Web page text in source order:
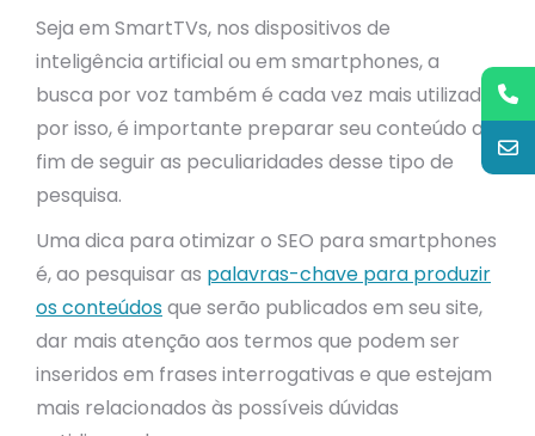
Seja em SmartTVs, nos dispositivos de
inteligência artificial ou em smartphones, a
busca por voz também é cada vez mais utilizada,
por isso, é importante preparar seu conteúdo a
fim de seguir as peculiaridades desse tipo de
pesquisa.
Uma dica para otimizar o SEO para smartphones
é, ao pesquisar as palavras-chave para produzir
os conteúdosque serão publicados em seu site,
dar mais atenção aos termos que podem ser
inseridos em frases interrogativas e que estejam
mais relacionados às possíveis dúvidas